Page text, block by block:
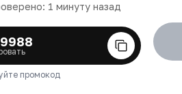
1 минуту назад
промокод